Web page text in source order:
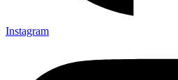
Instagram